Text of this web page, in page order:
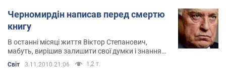
Черномирдін написав перед смертю
книгу
В останні місяці життя Віктор Степанович,
мабуть, вирішив залишити свої думки і знання
нащадкам
Світ 3.11.2010 21:06 1,2 т.